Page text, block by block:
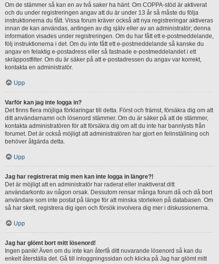
Om de stämmer så kan en av två saker ha hänt. Om COPPA-stöd är aktiverat
och du under registreringen angav att du är under 13 år så måste du följa
instruktionerna du fått. Vissa forum kräver också att nya registreringar aktiveras
innan de kan användas, antingen av dig själv eller av an administratör; denna
information visades under registreringen. Om du har fått ett e-postmeddelande,
följ instruktionerna i det. Om du inte fått ett e-postmeddelande så kanske du
angav en felaktig e-postadress eller så fastnade e-postmeddelandet i ett
skräppostfilter. Om du är säker på att e-postadressen du angav var korrekt,
kontakta en administratör.
Upp
Varför kan jag inte logga in?
Det finns flera möjliga förklaringar till detta. Först och främst, försäkra dig om att
ditt användarnamn och lösenord stämmer. Om du är säker på att de stämmer,
kontakta administratören för att försäkra dig om att du inte har bannlysts från
forumet. Det är också möjligt att administratören har gjort en felinställning och
behöver åtgärda detta.
Upp
Jag har registrerat mig men kan inte logga in längre?!
Det är möjligt att en administratör har raderat eller inaktiverat ditt
användarkonto av någon orsak. Dessutom rensar många forum då och då bort
användare som inte postat på länge för att minska storleken på databasen. Om
så har skett, registrera dig igen och försök involvera dig mer i diskussionerna.
Upp
Jag har glömt bort mitt lösenord!
Ingen panik! Även om du inte kan återfå ditt nuvarande lösenord så kan du
enkelt återställa det. Gå till inloggningssidan och klicka på Jag har glömt mitt